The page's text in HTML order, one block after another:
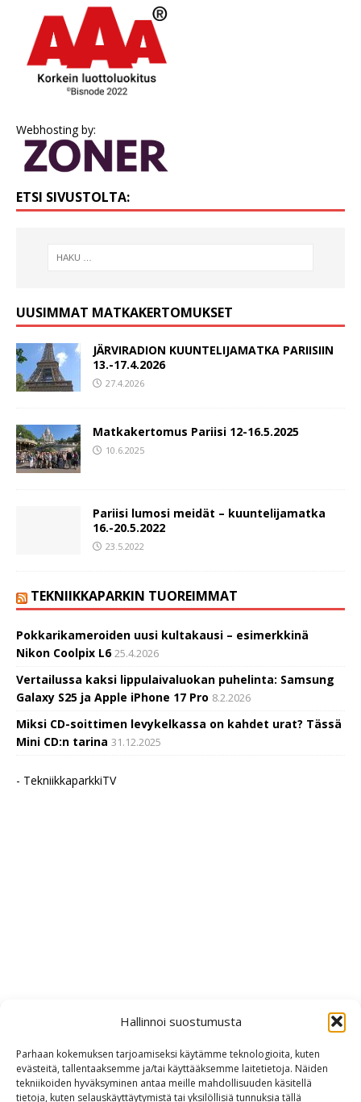
Hallinnoi suostumusta
Parhaan kokemuksen tarjoamiseksi käytämme teknologioita, kuten
evästeitä, tallentaaksemme ja/tai käyttääksemme laitetietoja. Näiden
tekniikoiden hyväksyminen antaa meille mahdollisuuden käsitellä
tietoja, kuten selauskäyttäytymistä tai yksilöllisiä tunnuksia tällä
Webhosting by:
ETSI SIVUSTOLTA:
UUSIMMAT MATKAKERTOMUKSET
JÄRVIRADION KUUNTELIJAMATKA PARIISIIN
13.-17.4.2026
27.4.2026
Matkakertomus Pariisi 12-16.5.2025
10.6.2025
Pariisi lumosi meidät – kuuntelijamatka
16.-20.5.2022
23.5.2022
TEKNIIKKAPARKIN TUOREIMMAT
Pokkarikameroiden uusi kultakausi – esimerkkinä
Nikon Coolpix L6 25.4.2026
Vertailussa kaksi lippulaivaluokan puhelinta: Samsung
Galaxy S25 ja Apple iPhone 17 Pro 8.2.2026
Miksi CD-soittimen levykelkassa on kahdet urat? Tässä
Mini CD:n tarina 31.12.2025
- TekniikkaparkkiTV